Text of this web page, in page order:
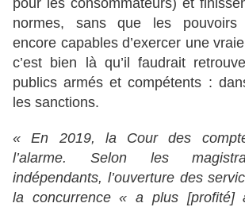
pour les consommateurs) et
normes, sans que les pouvoirs
encore capables d’exercer une
c’est bien là qu’il faudrait
publics armés et compétents :
les sanctions.
« En 2019, la Cour des
l’alarme. Selon les
indépendants, l’ouverture des
la concurrence « a plus [profité]